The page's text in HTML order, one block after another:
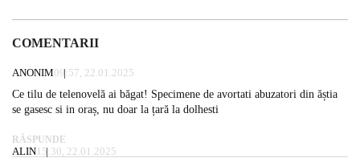
COMENTARII
ANONIM09:57, 22.01.2025
Ce tilu de telenovelă ai băgat! Specimene de avortati abuzatori din ăștia
se gasesc si in oraș, nu doar la țară la dolhesti
RĂSPUNDE
ALIN15:30, 22.01.2025